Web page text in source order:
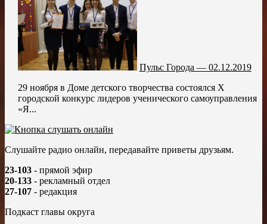
Пульс Города — 02.12.2019
29 ноября в Доме детского творчества состоялся X
городской конкурс лидеров ученического самоуправления
«Я...
Слушайте радио онлайн, передавайте приветы друзьям.
23-103 - прямой эфир
20-133 - рекламный отдел
27-107 - редакция
Подкаст главы округа